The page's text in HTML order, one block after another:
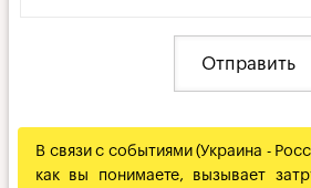
В связи с событиями (Украина -
как вы понимаете, вызывает